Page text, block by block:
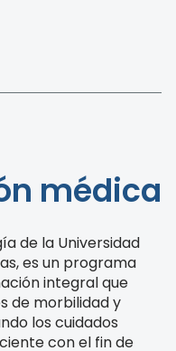
médica
de la Universidad
es un programa
integral que
de morbilidad y
los cuidados
con el fin de